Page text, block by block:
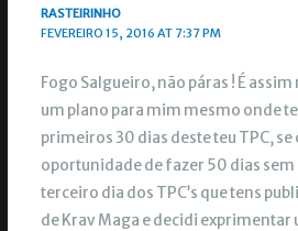
RASTEIRINHO
FEVEREIRO 15, 2016 AT 7:37 PM
Fogo Salgueiro, não páras ! É
um plano para mim mesmo onde
primeiros 30 dias deste teu TPC,
oportunidade de fazer 50 dias sem
terceiro dia dos TPC’s que tens
de Krav Maga e decidi exprimentar